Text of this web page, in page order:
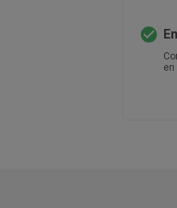
check_circle
en